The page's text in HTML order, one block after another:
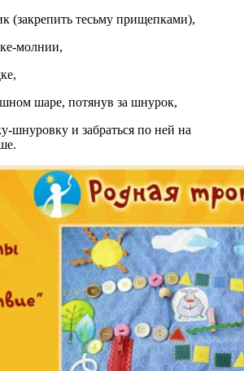
(закрепить тесьму прищепками),
молнии,
шаре, потянув за шнурок,
шнуровку и забраться по ней на